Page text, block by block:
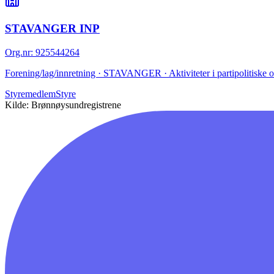
STAVANGER INP
Org.nr: 925544264
Forening/lag/innretning · STAVANGER · Aktiviteter i partipolitiske
StyremedlemStyre
Kilde: Brønnøysundregistrene